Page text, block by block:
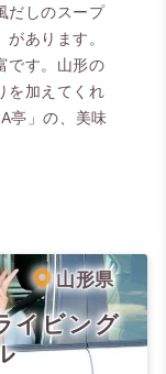
だしのスープ
あります。
です。山形の
を加えてくれ
亭」の、美味
山形県
イビング